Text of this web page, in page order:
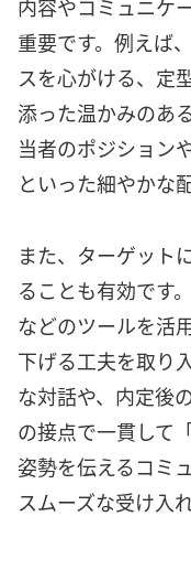
内容やコミュニケ
重要です。例えば
スを心がける、定
添った温かみのあ
当者のポジション
といった細やかな
また、ターゲット
ることも有効です
などのツールを活
下げる工夫を取り
な対話や、内定後
の接点で一貫して
姿勢を伝えるコミ
スムーズな受け入